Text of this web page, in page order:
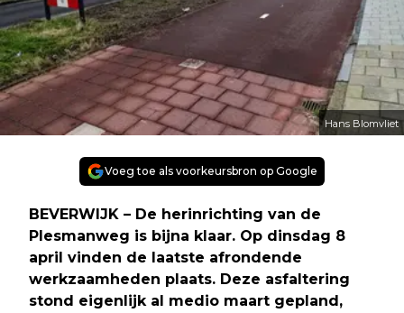
Hans Blomvliet
Voeg toe als voorkeursbron op Google
BEVERWIJK – De herinrichting van de
Plesmanweg is bijna klaar. Op dinsdag 8
april vinden de laatste afrondende
werkzaamheden plaats. Deze asfaltering
stond eigenlijk al medio maart gepland,